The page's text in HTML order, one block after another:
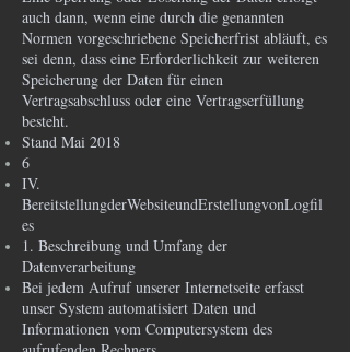
auch dann, wenn eine durch die genannten
Normen vorgeschriebene Speicherfrist abläuft, es
sei denn, dass eine Erforderlichkeit zur weiteren
Speicherung der Daten für einen
Vertragsabschluss oder eine Vertragserfüllung
besteht.
Stand Mai 2018
6
IV.
BereitstellungderWebsiteundErstellungvonLogfil
es
1. Beschreibung und Umfang der
Datenverarbeitung
Bei jedem Aufruf unserer Internetseite erfasst
unser System automatisiert Daten und
Informationen vom Computersystem des